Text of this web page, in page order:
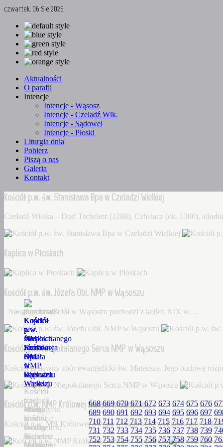
czwartek, 06 Sie 2026
Aktualności
O parafii
Intencje
Intencje - Wąsosz
Intencje - Czeladź Wlk.
Intencje - Sądowel
Intencje - Płoski
Liturgia dnia
Pobierz
Piszą o nas
Galeria
Kontakt
Kościół p.w. św. Stanisława Bpa w Czeladzi Wielkiej
Czeladź Wielka – Dorf Tscheletz (1288), Czhelacz (ok. 1300),
Kaplica w Płoskach
Kościół p.w. św. Józefa Obl. NMP w Wąsoszu
Neogotycki kościół w Wąsoszu pochodzi z końca XIX w.…
Kościół p.w. Niepokalanego Serca NMP w Wąsoszu
Kościół to dawny zbór ewangelicki św. Mateusza. Jego budowę
Kościół p.w. NMP Królowej Świata w Sądowelu
Kościół p.w. MB Królowej Świata w Sądowelu wybudowany w
Kościół
p.w.
św.
Stanisława
Bpa
w
Czeladzi
Wielkiej
Czeladź
Wielka
–
Dorf
Tscheletz
(1288),
Kaplica
w
Płoskach
Kościół
p.w.
św.
Józefa
Obl.
NMP
w
Wąsoszu
Neogotycki
kościół
w
Wąsoszu
pochodzi
Kościół
p.w.
Niepokalanego
Serca
NMP
w
Wąsoszu
Kościół
to
dawny
zbór
ewangelicki
św.
Mateusza.
Kościół
p.w.
NMP
Królowej
Świata
w
Sądowelu
Kościół
p.w.
MB
Królowej
Świata
w
Sądowelu
668 669 670 671 672 673 674 675 676
689 690 691 692 693 694 695 696 697
710 711 712 713 714 715 716 717 718
731 732 733 734 735 736 737 738 739
752 753 754 755 756 757 758 759 760